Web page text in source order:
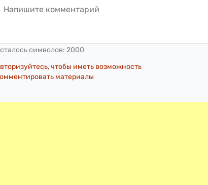
символов: 2000
чтобы иметь возможность
материалы